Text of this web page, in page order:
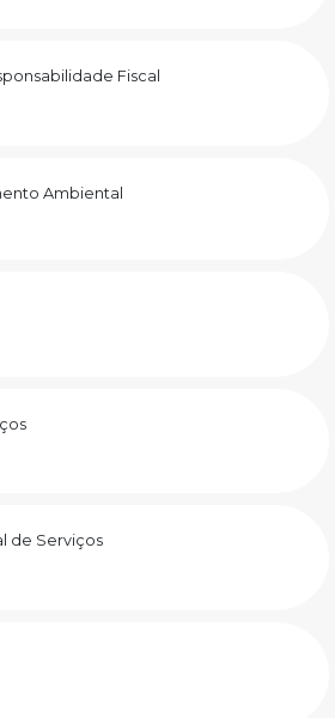
Fiscal
Ambiental
de Serviços